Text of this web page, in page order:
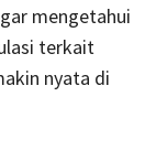
mengetahui
terkait
nyata di